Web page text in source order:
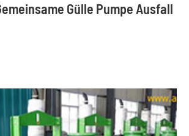
Gülle Pumpe Ausfall